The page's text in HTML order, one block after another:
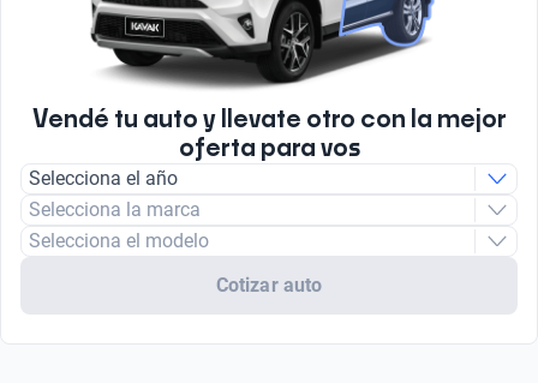
Vendé tu auto y llevate otro con la mejor
oferta para vos
Selecciona el año
Selecciona la marca
Selecciona el modelo
Cotizar auto